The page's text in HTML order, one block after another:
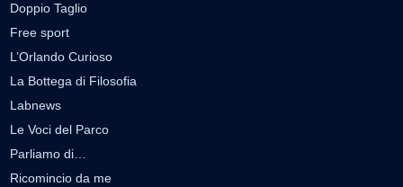
Doppio Taglio
Free sport
L’Orlando Curioso
La Bottega di Filosofia
Labnews
Le Voci del Parco
Parliamo di…
Ricomincio da me